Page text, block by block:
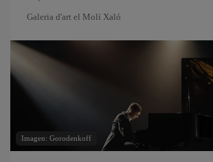
Galeria d'art el Molí Xaló
Imagen: Gorodenkoff